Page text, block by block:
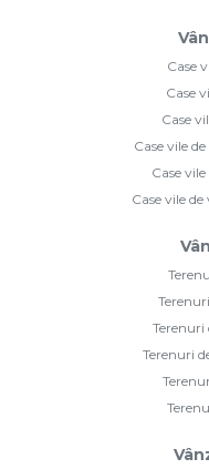
Case
Case
Case
Case vile
Case
Case vile
Terenuri
Terenuri